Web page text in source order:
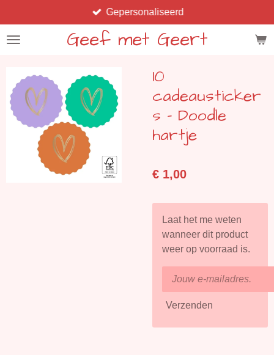
direct
naar
Geef met Geert
Gepersonaliseerd
10
cadeausticker
s - Doodle
hartje
€ 1,00
Laat het me weten
wanneer dit product
weer op voorraad is.
Verzenden